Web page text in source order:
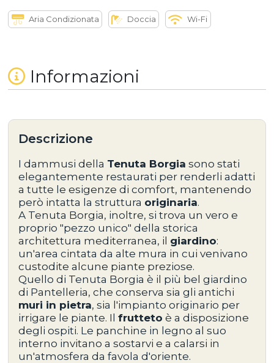
Aria Condizionata Doccia Wi-Fi
Informazioni
Descrizione
I dammusi della Tenuta Borgia sono stati
elegantemente restaurati per renderli adatti
a tutte le esigenze di comfort, mantenendo
però intatta la struttura originaria.
A Tenuta Borgia, inoltre, si trova un vero e
proprio "pezzo unico" della storica
architettura mediterranea, il giardino:
un'area cintata da alte mura in cui venivano
custodite alcune piante preziose.
Quello di Tenuta Borgia è il più bel giardino
di Pantelleria, che conserva sia gli antichi
muri in pietra, sia l'impianto originario per
irrigare le piante. Ilfrutteto è a disposizione
degli ospiti. Le panchine in legno al suo
interno invitano a sostarvi e a calarsi in
un'atmosfera da favola d'oriente.